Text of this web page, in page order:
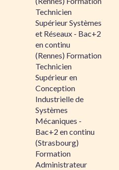
Technicien
Supérieur Systèmes
et Réseaux - Bac+2
en continu
(Rennes) Formation
Technicien
Supérieur en
Conception
Industrielle de
Systèmes
Mécaniques -
Bac+2 en continu
(Strasbourg)
Formation
Administrateur